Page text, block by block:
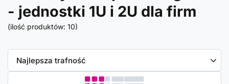
- jednostki 1U i 2U dla firm
(ilość produktów: 10)
Zmień sortowanie
Najlepsza trafność